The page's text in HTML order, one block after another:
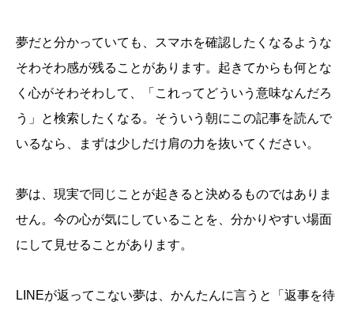
夢だと分かっていても、スマホを確認したくなるような
そわそわ感が残ることがあります。起きてからも何とな
く心がそわそわして、「これってどういう意味なんだろ
う」と検索したくなる。そういう朝にこの記事を読んで
いるなら、まずは少しだけ肩の力を抜いてください。
夢は、現実で同じことが起きると決めるものではありま
せん。今の心が気にしていることを、分かりやすい場面
にして見せることがあります。
LINEが返ってこない夢は、かんたんに言うと「返事を待